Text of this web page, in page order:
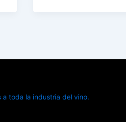
a toda la industria del vino.